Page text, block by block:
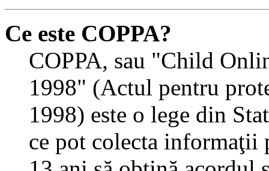
Ce este COPPA?
COPPA, sau "Child
1998" (Actul pentru
1998) este o lege din
ce pot colecta informaţii